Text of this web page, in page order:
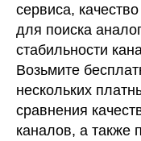
сервиса,
для поиска
стабильности
Возьмите
нескольких
сравнения
каналов, а также